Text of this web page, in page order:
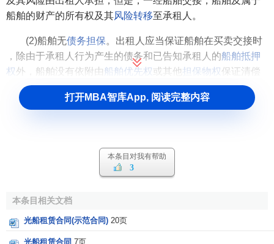
船舶的财产的所有权及其风险转移至承租人。
(2)船舶无债务担保。出租人应当保证船舶在买卖交接时
，除由于承租人行为产生的债务和已告知承租人的船舶抵押
权外，船舶没有依附由船舶优先权 或其他 担保物权保证清偿
的债务。
(3)船舶文书。在承租人支付最后一期租金时 ，出租人应
及出租人持有的船级证书和各种其他船舶为文件与图表。
打开MBA智库App, 阅读完整内容
本条目对我有帮助
3
本条目相关文档
光船租赁合同(示范合同) 20页
光船租赁合同 7页